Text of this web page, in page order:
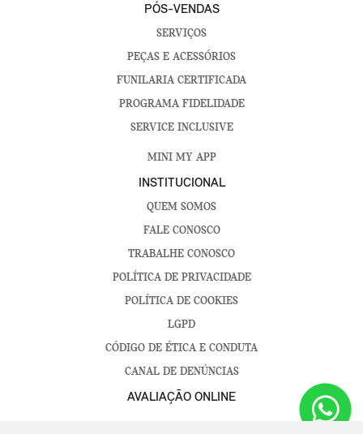
PÓS-VENDAS
SERVIÇOS
PEÇAS E ACESSÓRIOS
FUNILARIA CERTIFICADA
PROGRAMA FIDELIDADE
SERVICE INCLUSIVE
MINI MY APP
INSTITUCIONAL
QUEM SOMOS
FALE CONOSCO
TRABALHE CONOSCO
POLÍTICA DE PRIVACIDADE
POLÍTICA DE COOKIES
LGPD
CÓDIGO DE ÉTICA E CONDUTA
CANAL DE DENÚNCIAS
AVALIAÇÃO ONLINE